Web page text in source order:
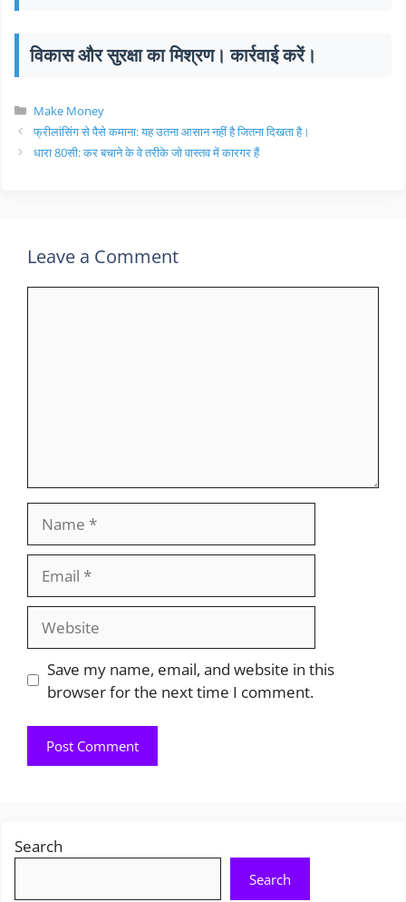
विकास और सुरक्षा का मिश्रण। कार्रवाई करें।
Categories
Make Money
फ्रीलांसिंग से पैसे कमाना: यह उतना आसान नहीं है जितना दिखता है।
धारा 80सी: कर बचाने के वे तरीके जो वास्तव में कारगर हैं
Leave a Comment
Website
Save my name, email, and website in this
browser for the next time I comment.
Search
Search